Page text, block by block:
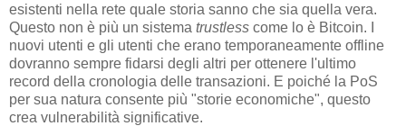
esistenti nella rete quale storia sanno che sia quella vera.
Questo non è più un sistema trustless come lo è Bitcoin. I
nuovi utenti e gli utenti che erano temporaneamente offline
dovranno sempre fidarsi degli altri per ottenere l'ultimo
record della cronologia delle transazioni. E poiché la PoS
per sua natura consente più "storie economiche", questo
crea vulnerabilità significative.